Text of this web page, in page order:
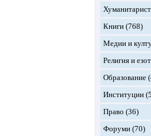
Книги (768)
Медии и
Религия и
Образование
Институции
Право (36)
Форуми (70)